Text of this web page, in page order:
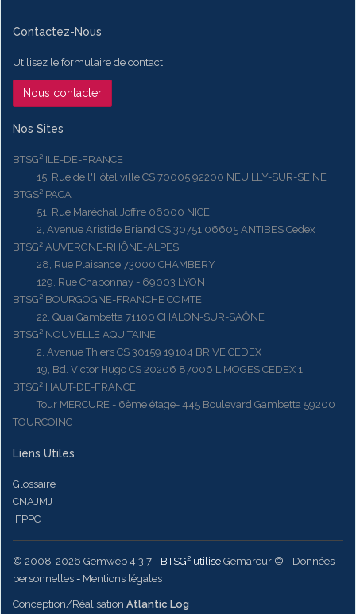
Contactez-Nous
Utilisez le formulaire de contact
Nous contacter
Nos Sites
BTSG² ILE-DE-FRANCE
15, Rue de l'Hôtel ville CS 70005 92200 NEUILLY-SUR-SEINE
BTGS² PACA
51, Rue Maréchal Joffre 06000 NICE
2, Avenue Aristide Briand CS 30751 06605 ANTIBES Cedex
BTSG² AUVERGNE-RHÔNE-ALPES
28, Rue Plaisance 73000 CHAMBERY
129, Rue Chaponnay - 69003 LYON
BTSG² BOURGOGNE-FRANCHE COMTE
22, Quai Gambetta 71100 CHALON-SUR-SAÔNE
BTSG² NOUVELLE AQUITAINE
2, Avenue Thiers CS 30159 19104 BRIVE CEDEX
19, Bd. Victor Hugo CS 20206 87006 LIMOGES CEDEX 1
BTSG² HAUT-DE-FRANCE
Tour MERCURE - 6ème étage- 445 Boulevard Gambetta 59200
TOURCOING
Liens Utiles
Glossaire
CNAJMJ
IFPPC
© 2008-2026 Gemweb 4.3.7 - BTSG² utilise Gemarcur © - Données
personnelles - Mentions légales
Conception/Réalisation Atlantic Log